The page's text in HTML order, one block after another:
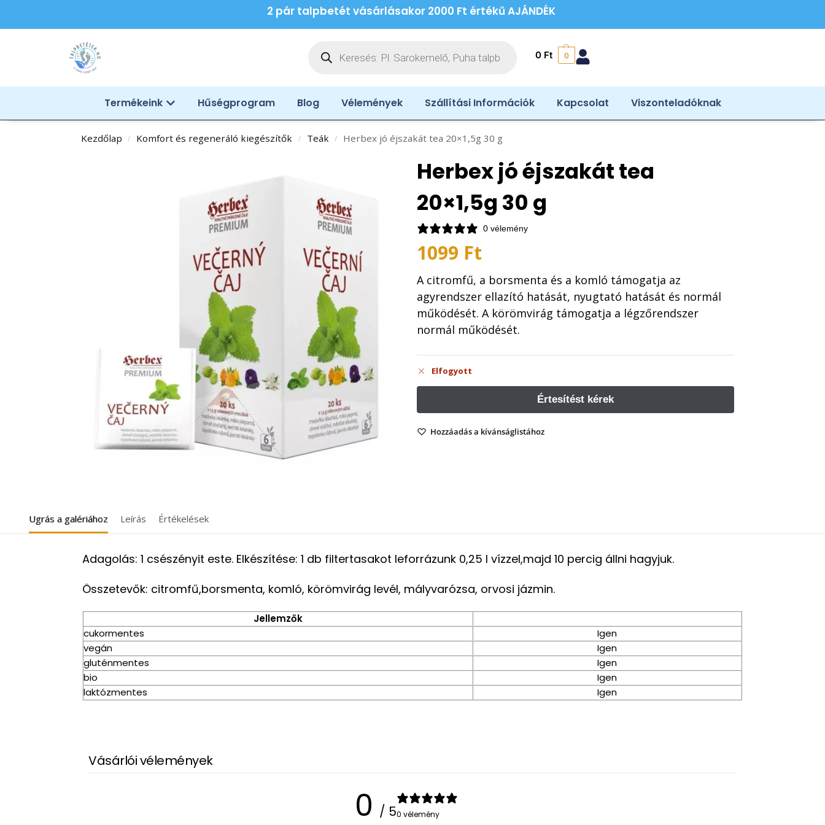
2 pár talpbetét vásárlásakor 2000 Ft értékű AJÁNDÉK
0 Ft 0
Termékeink Hűségprogram Blog Vélemények Szállítási Információk Kapcsolat Viszonteladóknak
Kezdőlap / Komfort és regeneráló kiegészítők / Teák / Herbex jó éjszakát tea 20×1,5g 30 g
Herbex jó éjszakát tea
20×1,5g 30 g
0 vélemény
1099 Ft
A citromfű, a borsmenta és a komló támogatja az
agyrendszer ellazító hatását, nyugtató hatását és normál
működését. A körömvirág támogatja a légzőrendszer
normál működését.
Elfogyott
Hozzáadás a kívánságlistához
Ugrás a galériához Leírás Értékelések
Adagolás: 1 csészényit este. Elkészítése: 1 db filtertasakot leforrázunk 0,25 l vízzel,majd 10 percig állni hagyjuk.
Összetevők: citromfű,borsmenta, komló, körömvirág levél, mályvarózsa, orvosi jázmin.
Jellemzők
cukormentes
Igen
vegán
Igen
gluténmentes
Igen
bio
Igen
laktózmentes
Igen
Vásárlói vélemények
0 / 50 vélemény